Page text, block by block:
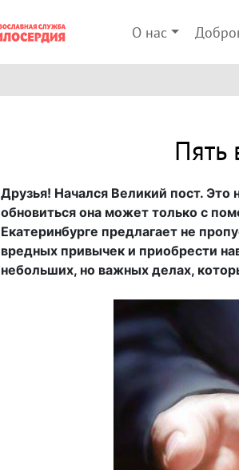
О нас
Пять
Друзья! Начался Великий пост.
обновиться она может только с
Екатеринбурге предлагает не
вредных привычек и приобрести
небольших, но важных делах,